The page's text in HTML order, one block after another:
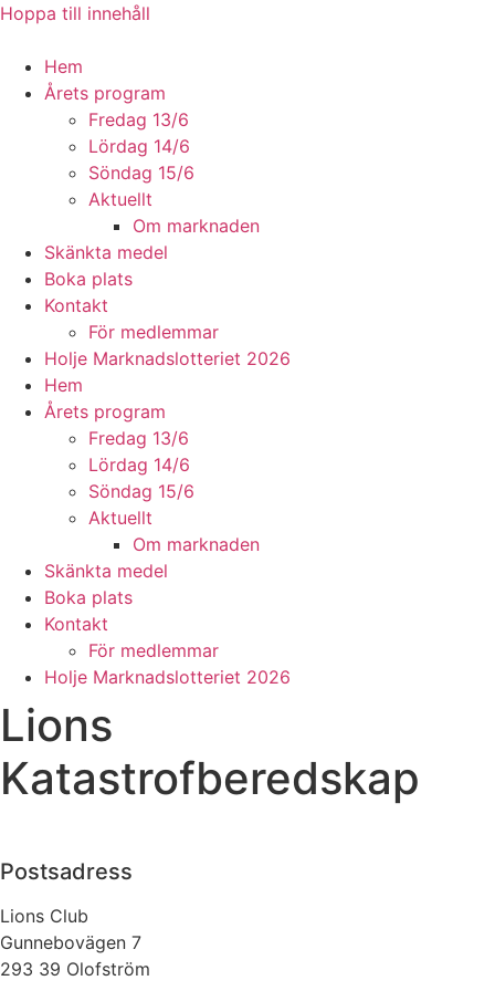
Hoppa till innehåll
Hem
Årets program
Fredag 13/6
Lördag 14/6
Söndag 15/6
Aktuellt
Om marknaden
Skänkta medel
Boka plats
Kontakt
För medlemmar
Holje Marknadslotteriet 2026
Hem
Årets program
Fredag 13/6
Lördag 14/6
Söndag 15/6
Aktuellt
Om marknaden
Skänkta medel
Boka plats
Kontakt
För medlemmar
Holje Marknadslotteriet 2026
Lions
Katastrofberedskap
Postsadress
Lions Club
Gunnebovägen 7
293 39 Olofström